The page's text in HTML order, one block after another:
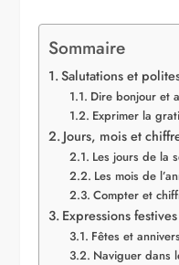
Sommaire
Salutations et
Dire bonjour et
Exprimer la
Jours, mois et
Les jours de la
Les mois de
Compter et
Expressions
Fêtes et
Naviguer dans